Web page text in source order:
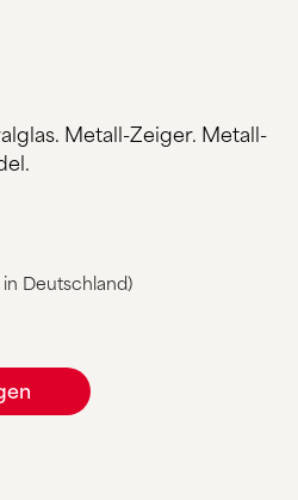
Metall-Zeiger. Metall-
Deutschland)